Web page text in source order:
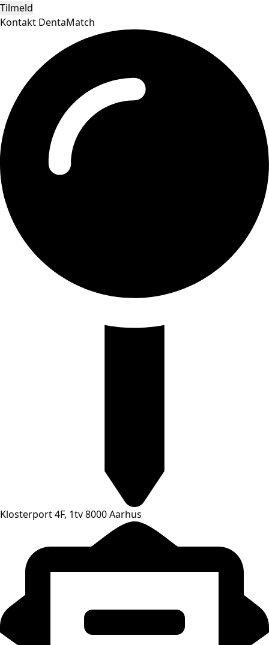
Tilmeld
Kontakt DentaMatch
Klosterport 4F, 1tv 8000 Aarhus